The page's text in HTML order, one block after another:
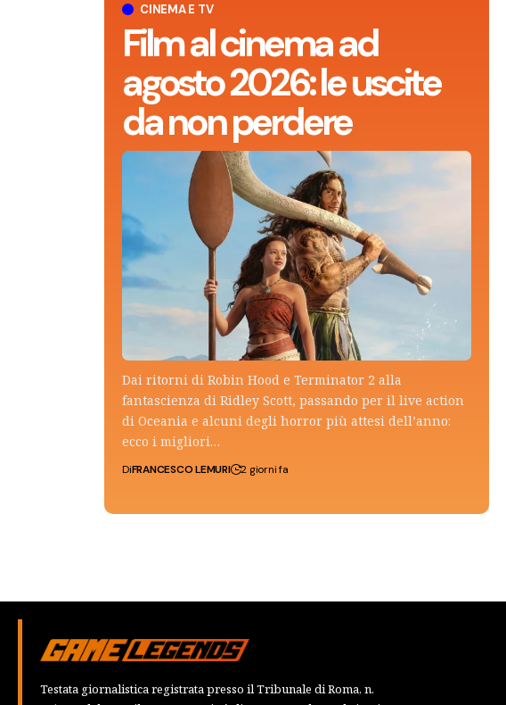
CINEMA E TV
Film al cinema ad
agosto 2026: le uscite
da non perdere
Dai ritorni di Robin Hood e Terminator 2 alla
fantascienza di Ridley Scott, passando per il live action
di Oceania e alcuni degli horror più attesi dell’anno:
ecco i migliori…
DiFRANCESCO LEMURI 2 giorni fa
Testata giornalistica registrata presso il Tribunale di Roma, n.